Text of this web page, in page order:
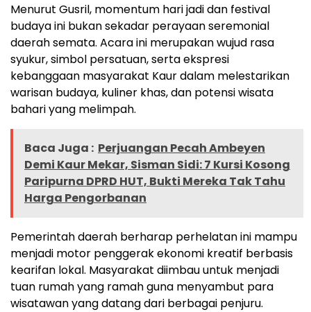
Menurut Gusril, momentum hari jadi dan festival
budaya ini bukan sekadar perayaan seremonial
daerah semata. Acara ini merupakan wujud rasa
syukur, simbol persatuan, serta ekspresi
kebanggaan masyarakat Kaur dalam melestarikan
warisan budaya, kuliner khas, dan potensi wisata
bahari yang melimpah.
Baca Juga : Perjuangan Pecah Ambeyen
Demi Kaur Mekar, Sisman Sidi: 7 Kursi Kosong
Paripurna DPRD HUT, Bukti Mereka Tak Tahu
Harga Pengorbanan
Pemerintah daerah berharap perhelatan ini mampu
menjadi motor penggerak ekonomi kreatif berbasis
kearifan lokal. Masyarakat diimbau untuk menjadi
tuan rumah yang ramah guna menyambut para
wisatawan yang datang dari berbagai penjuru.